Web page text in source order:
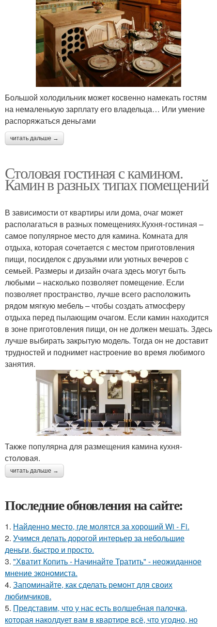
Большой холодильник может косвенно намекать гостям
на немаленькую зарплату его владельца… Или умение
распоряжаться деньгами
читать дальше →
Столовая гостиная с камином.
Камин в разных типах помещений
В зависимости от квартиры или дома, очаг может
располагаться в разных помещениях.Кухня-гостиная –
самое популярное место для камина. Комната для
отдыха, которая сочетается с местом приготовления
пищи, посиделок с друзьями или уютных вечеров с
семьей. Размеры и дизайн очага здесь могут быть
любыми – насколько позволяет помещение. Если
позволяет пространство, лучше всего расположить
рядом мягкую мебель – чтобы создать атмосферу
отдыха перед пылающим очагом. Если камин находится
в зоне приготовления пищи, он не должен мешать. Здесь
лучше выбирать закрытую модель. Тогда он не доставит
трудностей и поднимет настроение во время любимого
занятия.
Также популярна для размещения камина кухня-
столовая.
читать дальше →
Последние обновления на сайте:
1. Найденно место, где молятся за хороший Wi - Fi.
2. Учимся делать дорогой интерьер за небольшие
деньги, быстро и просто.
3. "Хватит Копить - Начинайте Тратить" - неожиданное
мнение экономиста.
4. Запоминайте, как сделать ремонт для своих
любимчиков.
5. Представим, что у нас есть волшебная палочка,
которая наколдует вам в квартире всё, что угодно, но